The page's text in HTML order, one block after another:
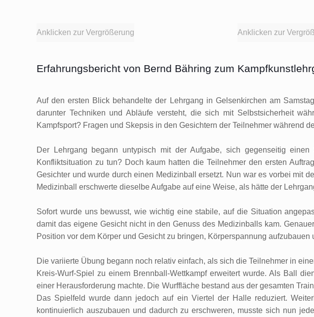
Anklicken zur Vergrößerung Anklicken zur
Erfahrungsbericht von Bernd Bähring zum
Auf den ersten Blick behandelte der Lehrgang in Gelsenkirchen am
darunter Techniken und Abläufe versteht, die sich mit Selbstsicherheit
Kampfsport? Fragen und Skepsis in den Gesichtern der Teilnehmer während
Der Lehrgang begann untypisch mit der Aufgabe, sich gegenseitig
Konfliktsituation zu tun? Doch kaum hatten die Teilnehmer den ersten
Gesichter und wurde durch einen Medizinball ersetzt. Nun war es vorbei mit
Medizinball erschwerte dieselbe Aufgabe auf eine Weise, als hätte der
Sofort wurde uns bewusst, wie wichtig eine stabile, auf die Situation
damit das eigene Gesicht nicht in den Genuss des Medizinballs kam.
Position vor dem Körper und Gesicht zu bringen, Körperspannung
Die variierte Übung begann noch relativ einfach, als sich die Teilnehmer in
Kreis-Wurf-Spiel zu einem Brennball-Wettkampf erweitert wurde. Als Ball
einer Herausforderung machte. Die Wurffläche bestand aus der gesamten
Das Spielfeld wurde dann jedoch auf ein Viertel der Halle reduziert.
kontinuierlich auszubauen und dadurch zu erschweren, musste sich nun